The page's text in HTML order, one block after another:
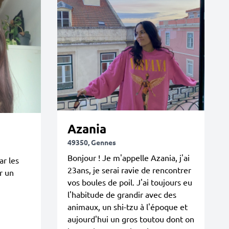
les
un
Azania
49350, Gennes
Bonjour ! Je m'appelle Azania, j'ai
23ans, je serai ravie de rencontrer
vos boules de poil. J'ai toujours eu
l'habitude de grandir avec des
animaux, un shi-tzu à l'époque et
aujourd'hui un gros toutou dont on